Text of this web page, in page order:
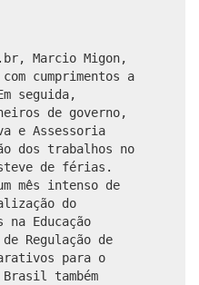
Marcio Migon,
cumprimentos a
seguida,
de governo,
e Assessoria
dos trabalhos no
de férias.
mês intenso de
do
na Educação
Regulação de
para o
também